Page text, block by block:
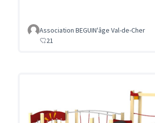
Association BEGUIN'âge Val-de-Cher
21